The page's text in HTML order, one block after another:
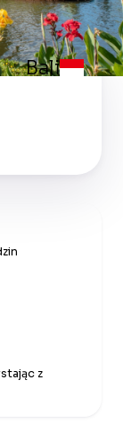
Bali
z